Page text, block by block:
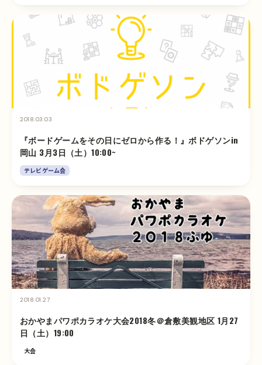
2018.03.03
『ボードゲームをその日にゼロから作る！』ボドゲソンin
岡山 3月3日（土）10:00~
テレビゲーム会
2018.01.27
おかやまパワポカラオケ大会2018冬＠倉敷美観地区 1月27
日（土）19:00
大会